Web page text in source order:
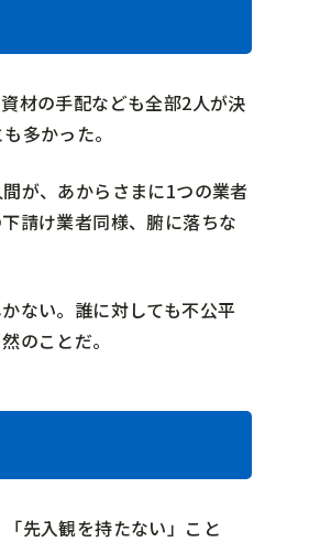
材の手配なども全部2人が決
多かった。
が、あからさまに1つの業者
請け業者同様、腑に落ちな
ない。誰に対しても不公平
のことだ。
先入観を持たない」こと